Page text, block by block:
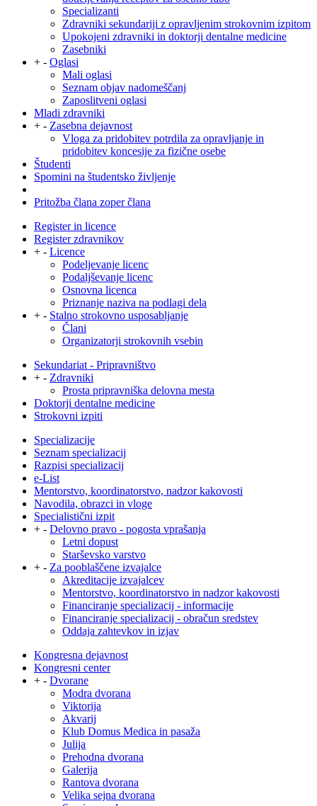
Specializanti
Zdravniki sekundariji z opravljenim strokovnim izpitom
Upokojeni zdravniki in doktorji dentalne medicine
Zasebniki
+ - Oglasi
Mali oglasi
Seznam objav nadomeščanj
Zaposlitveni oglasi
Mladi zdravniki
+ - Zasebna dejavnost
Vloga za pridobitev potrdila za opravljanje in
pridobitev koncesije za fizične osebe
Študenti
Spomini na študentsko življenje
Pritožba člana zoper člana
Register in licence
Register zdravnikov
+ - Licence
Podeljevanje licenc
Podaljševanje licenc
Osnovna licenca
Priznanje naziva na podlagi dela
+ - Stalno strokovno usposabljanje
Člani
Organizatorji strokovnih vsebin
Sekundariat - Pripravništvo
+ - Zdravniki
Prosta pripravniška delovna mesta
Doktorji dentalne medicine
Strokovni izpiti
Specializacije
Seznam specializacij
Razpisi specializacij
e-List
Mentorstvo, koordinatorstvo, nadzor kakovosti
Navodila, obrazci in vloge
Specialistični izpit
+ - Delovno pravo - pogosta vprašanja
Letni dopust
Starševsko varstvo
+ - Za pooblaščene izvajalce
Akreditacije izvajalcev
Mentorstvo, koordinatorstvo in nadzor kakovosti
Financiranje specializacij - informacije
Financiranje specializacij - obračun sredstev
Oddaja zahtevkov in izjav
Kongresna dejavnost
Kongresni center
+ - Dvorane
Modra dvorana
Viktorija
Akvarij
Klub Domus Medica in pasaža
Julija
Prehodna dvorana
Galerija
Rantova dvorana
Velika sejna dvorana